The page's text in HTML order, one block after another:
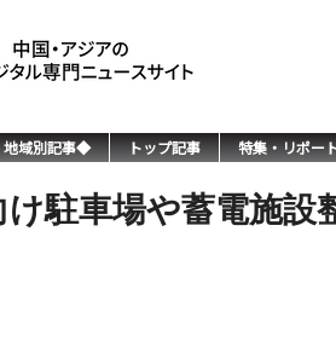
域別記事◆ トップ記事 特集・リポー
け駐車場や蓄電施